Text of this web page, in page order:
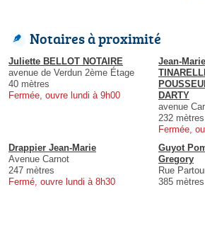
Notaires à proximité
Juliette BELLOT NOTAIRE
avenue de Verdun 2ème Étage
40 mètres
Fermée, ouvre lundi à 9h00
Jean-
DARTY
avenue
232 mètres
Fermée,
Drappier Jean-Marie
Avenue Carnot
247 mètres
Fermé, ouvre lundi à 8h30
Guyot
Gregory
Rue
385 mètres